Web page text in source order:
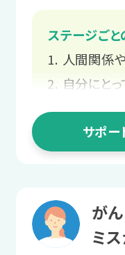
環境や仕事
ます。
3
書類作成や面
動がスタートし
サポート例
あなたの得
や、職場で
を一緒に整
2
働く自
職場実習を通
ステージごと
人間関係
自分にと
長く働け
職場で起
人間関
サポー
が
ミ